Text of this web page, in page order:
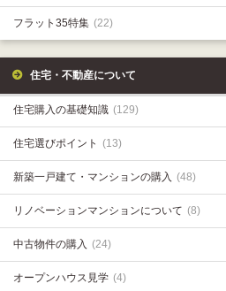
フラット35特集 (22)
住宅・不動産について
住宅購入の基礎知識 (129)
住宅選びポイント (13)
新築一戸建て・マンションの購入 (48)
リノベーションマンションについて (8)
中古物件の購入 (24)
オープンハウス見学 (4)